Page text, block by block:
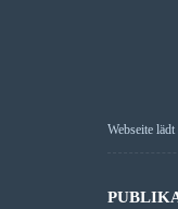
Webseite